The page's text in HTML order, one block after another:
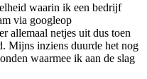
waarin ik een bedrijf
via googleop
allemaal netjes uit dus toen
Mijns inziens duurde het nog
waarmee ik aan de slag